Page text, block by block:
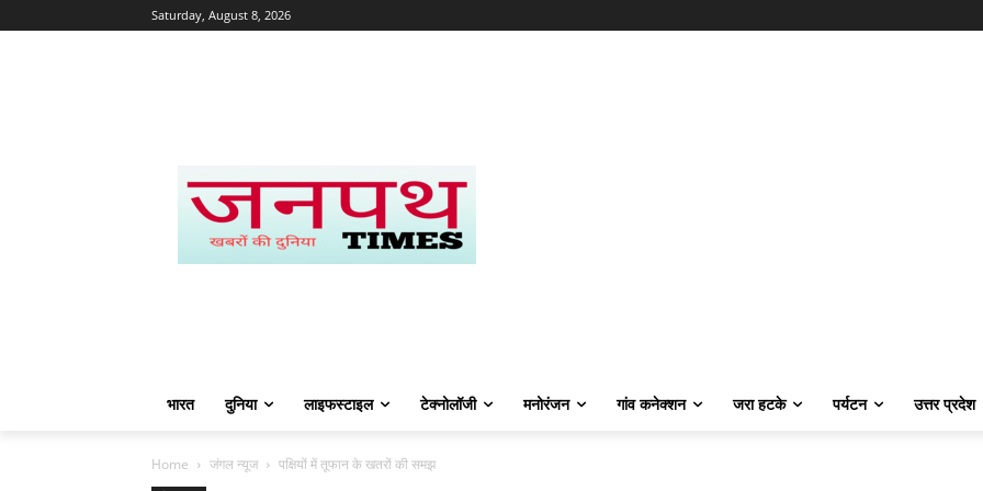
Saturday, August 8, 2026
भारत दुनिया लाइफस्टाइल टेक्नोलॉजी मनोरंजन गांव कनेक्शन जरा हटके पर्यटन उत्तर प्रदेश
Home जंगल न्यूज पक्षियों में तूफान के खतरों की समझ